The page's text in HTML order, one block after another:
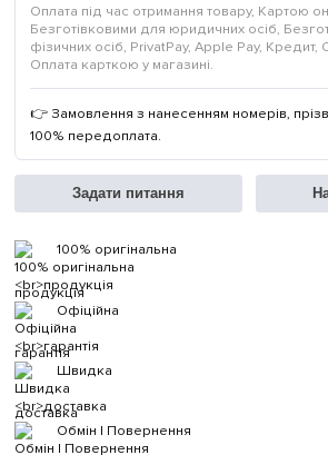
Оплата під час отримання товару, Картою
Безготівковими для юридичних осіб,
фізичних осіб, PrivatPay, Apple Pay, Кредит,
Оплата карткою у магазині.
👉 Замовлення з нанесенням номерів,
100% передоплата.
Задати питання
100% оригінальна
продукція
Офіційна
гарантія
Швидка
доставка
Обмін | Повернення